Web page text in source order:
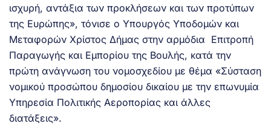
ισχυρή, αντάξια των προκλήσεων και των προτύπων
της Ευρώπης», τόνισε ο Υπουργός Υποδομών και
Μεταφορών Χρίστος Δήμας στην αρμόδια Επιτροπή
Παραγωγής και Εμπορίου της Βουλής, κατά την
πρώτη ανάγνωση του νομοσχεδίου με θέμα «Σύσταση
νομικού προσώπου δημοσίου δικαίου με την επωνυμία
Υπηρεσία Πολιτικής Αεροπορίας και άλλες
διατάξεις».